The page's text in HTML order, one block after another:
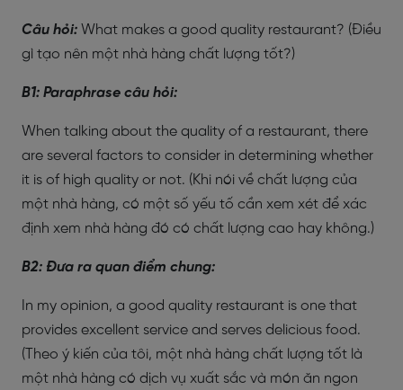
Câu hỏi: What makes a good quality restaurant? (Điều
gì tạo nên một nhà hàng chất lượng tốt?)
B1: Paraphrase câu hỏi:
When talking about the quality of a restaurant, there
are several factors to consider in determining whether
it is of high quality or not. (Khi nói về chất lượng của
một nhà hàng, có một số yếu tố cần xem xét để xác
định xem nhà hàng đó có chất lượng cao hay không.)
B2: Đưa ra quan điểm chung:
In my opinion, a good quality restaurant is one that
provides excellent service and serves delicious food.
(Theo ý kiến của tôi, một nhà hàng chất lượng tốt là
một nhà hàng có dịch vụ xuất sắc và món ăn ngon